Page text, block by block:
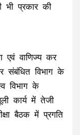
भी प्रकार की
एवं वाणिज्य कर
संबंधित विभाग के
विभाग के
कार्य में तेजी
बैठक में प्रगति